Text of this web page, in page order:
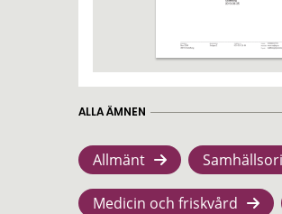
ALLA ÄMNEN
Allmänt
Medicin och friskvård